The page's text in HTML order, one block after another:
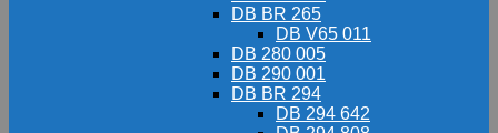
DB BR 265
DB V65 011
DB 280 005
DB 290 001
DB BR 294
DB 294 642